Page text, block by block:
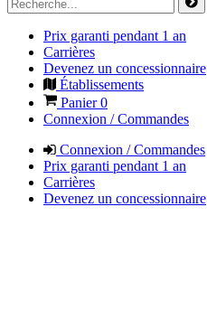
Prix garanti pendant 1 an
Carrières
Devenez un concessionnaire
Établissements
Panier0
Connexion / Commandes
Connexion / Commandes
Prix garanti pendant 1 an
Carrières
Devenez un concessionnaire